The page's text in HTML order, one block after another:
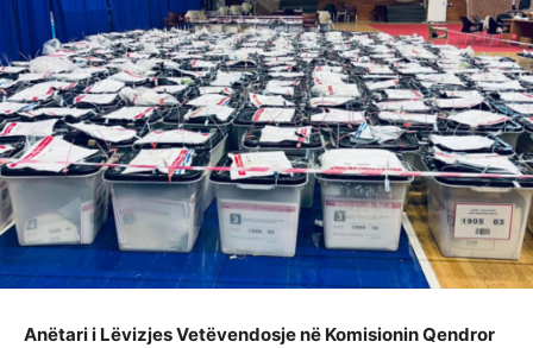
Anëtari i Lëvizjes Vetëvendosje në Komisionin Qendror